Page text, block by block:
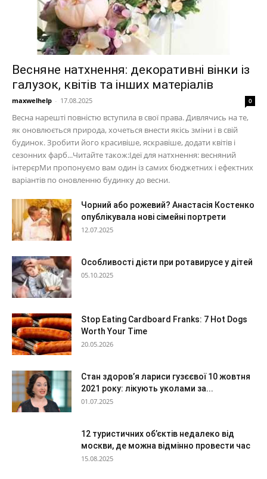
Весняне натхнення: декоративні вінки із
галузок, квітів та інших матеріалів
maxwelhelp - 17.08.2025 0
Весна нарешті повністю вступила в свої права. Дивлячись на те,
як оновлюється природа, хочеться внести якісь зміни і в свій
будинок. Зробити його красивіше, яскравіше, додати квітів і
сезонних фарб...Читайте також:Ідеї для натхнення: весняний
інтерєрМи пропонуємо вам один із самих бюджетних і ефектних
варіантів по оновленню будинку до весни.
Чорний або рожевий? Анастасія Костенко
опублікувала нові сімейні портрети
12.07.2025
Особливості дієти при ротавирусе у дітей
05.10.2025
Stop Eating Cardboard Franks: 7 Hot Dogs
Worth Your Time
20.05.2026
Стан здоров’я лариси гузєєвої 10 жовтня
2021 року: лікують уколами за...
01.07.2025
12 туристичних об’єктів недалеко від
москви, де можна відмінно провести час
15.08.2025